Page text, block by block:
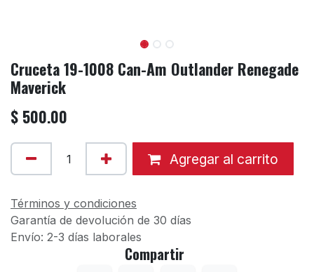
Cruceta 19-1008 Can-Am Outlander Renegade
Maverick
$ 500.00
Agregar al carrito
Términos y condiciones
Garantía de devolución de 30 días
Envío: 2-3 días laborales
Compartir